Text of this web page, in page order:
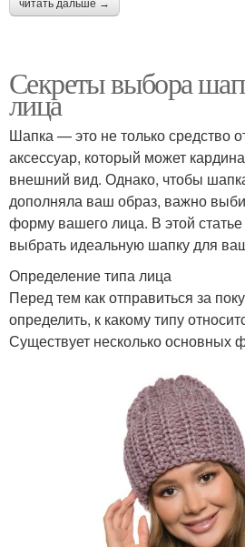
читать дальше →
Секреты выбора
лица
Шапка — это не только средство
аксессуар, который может
внешний вид. Однако, чтобы
дополняла ваш образ, важно
форму вашего лица. В этой
выбрать идеальную шапку для
Определение типа лица
Перед тем как отправиться за
определить, к какому типу
Существует несколько основных